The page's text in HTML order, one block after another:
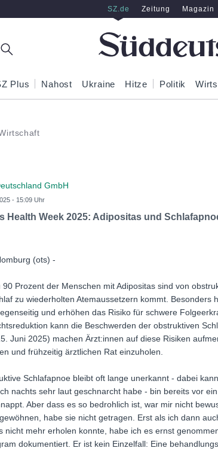
SZ.de Zeitung Magazin
Plus Nahost Ukraine Hitze Politik
GmbH
- 15:09 Uhr
Health Week 2025: Adipositas und
(ots) -
90 Prozent der Menschen mit Adipositas sind von
zu wiederholten Atemaussetzern kommt.
und erhöhen das Risiko für schwere
kann die Beschwerden der obstruktiven
Juni 2025) machen Ärzt:innen auf diese Risiken
und frühzeitig ärztlichen Rat einzuholen.
Schlafapnoe bleibt oft lange unerkannt - dabei
nachts sehr laut geschnarcht habe - bin bereits vor
Aber dass es so bedrohlich ist, war mir nicht
habe sie nicht getragen. Erst als ich dann
nicht mehr erholen konnte, habe ich es ernst
dokumentiert. Er ist kein Einzelfall: Eine